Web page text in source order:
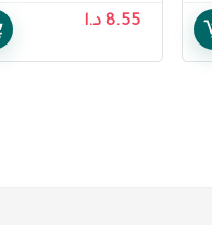
Small, 15 pcs
8.55 د.ا